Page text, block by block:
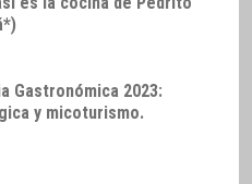
Gastronómica 2023:
y micoturismo.